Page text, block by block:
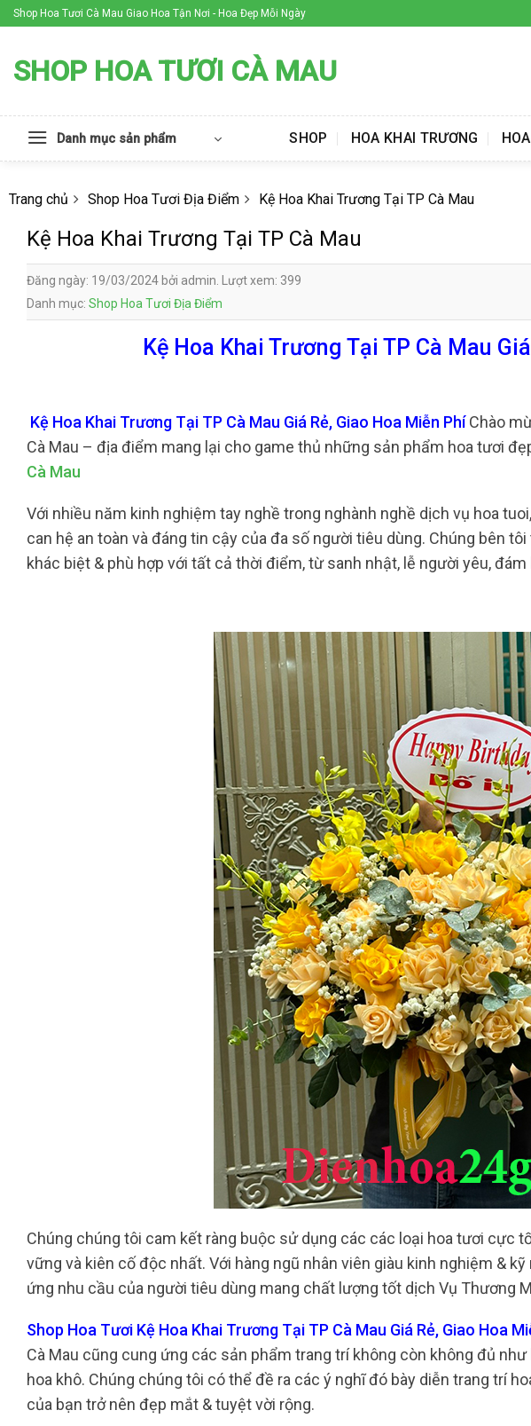
Skip
to
Shop Hoa Tươi Cà Mau Giao Hoa Tận Nơi - Hoa Đẹp Mỗi Ngày
SHOP HOA TƯƠI CÀ MAU
Danh mục sản phẩm SHOP HOA KHAI TRƯƠNG
Trang chủ Shop Hoa Tươi Địa Điểm Kệ Hoa Khai Trương Tại TP Cà Mau
Kệ Hoa Khai Trương Tại TP Cà Mau
Đăng ngày: 19/03/2024 bởi admin. Lượt xem: 399
Danh mục: Shop Hoa Tươi Địa Điểm
Kệ Hoa Khai Trương Tại TP Cà Mau
Kệ Hoa Khai Trương Tại TP Cà Mau Giá Rẻ, Giao Hoa Miễn PhíChào
Cà Mau – địa điểm mang lại cho game thủ những sản phẩm hoa tươi
Cà Mau
Với nhiều năm kinh nghiệm tay nghề trong nghành nghề dịch vụ hoa
can hệ an toàn và đáng tin cậy của đa số người tiêu dùng. Chúng bên
khác biệt & phù hợp với tất cả thời điểm, từ sanh nhật, lễ người yêu, đám
Chúng chúng tôi cam kết ràng buộc sử dụng các các loại hoa tươi cực
vững và kiên cố độc nhất. Với hàng ngũ nhân viên giàu kinh nghiệm &
ứng nhu cầu của người tiêu dùng mang chất lượng tốt dịch Vụ Thương
Shop Hoa Tươi Kệ Hoa Khai Trương Tại TP Cà Mau Giá Rẻ, Giao Hoa
Cà Mau cũng cung ứng các sản phẩm trang trí không còn không đủ
hoa khô. Chúng chúng tôi có thể đề ra các ý nghĩ đó bày diễn trang trí
của bạn trở nên đẹp mắt & tuyệt vời rộng.